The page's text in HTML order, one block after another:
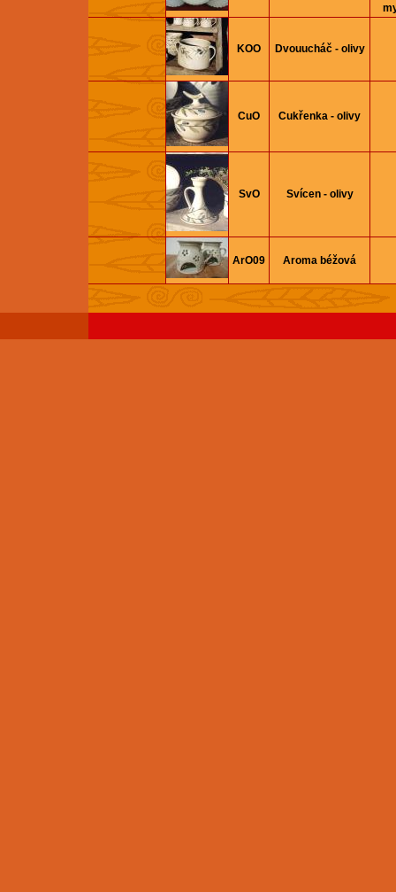
KOO Dvouucháč - olivy
CuO Cukřenka - olivy
SvO Svícen - olivy
ArO09 Aroma béžová